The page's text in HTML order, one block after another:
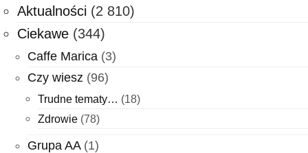
Aktualności (2 810)
Ciekawe (344)
Caffe Marica (3)
Czy wiesz (96)
Trudne tematy… (18)
Zdrowie (78)
Grupa AA(1)